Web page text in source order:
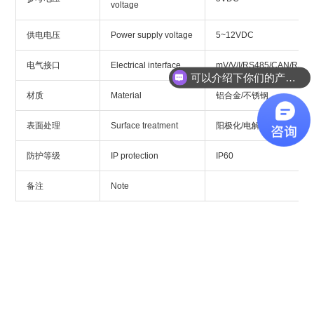
voltage
供电电压 Power supply voltage 5~12VDC
电气接口 Electrical interface mV/V/I/RS485/CAN/
材质 Material 铝合金/不锈钢
表面处理 Surface treatment 阳极化/电解抛光
防护等级 IP protection IP60
备注 Note
可以介绍下你们的产品么？